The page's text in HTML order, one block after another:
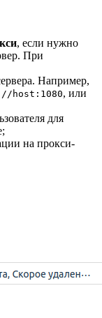
, если нужно
При
Например,
host:1080, или
для
на прокси-